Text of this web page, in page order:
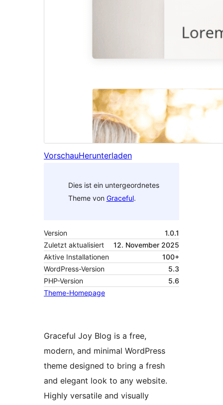
VorschauHerunterladen
Dies ist ein untergeordnetes
Theme von Graceful.
Version
1.0.1
Zuletzt aktualisiert
12. November 2025
Aktive Installationen
100+
WordPress-Version
5.3
PHP-Version
5.6
Theme-Homepage
Graceful Joy Blog is a free,
modern, and minimal WordPress
theme designed to bring a fresh
and elegant look to any website.
Highly versatile and visually